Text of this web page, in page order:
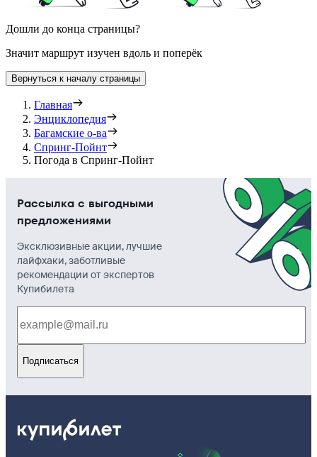
Дошли до конца страницы?
Значит маршрут изучен вдоль и поперёк
Вернуться к началу страницы
Главная
Энциклопедия
Багамские о-ва
Спринг-Пойнт
Погода в Спринг-Пойнт
Рассылка с выгодными
предложениями
Эксклюзивные акции, лучшие
лайфхаки, заботливые
рекомендации от экспертов
Купибилета
Подписаться